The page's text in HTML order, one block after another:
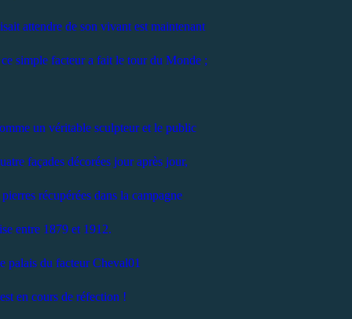
attendre de son vivant est maintenant
simple facteur a fait le tour du Monde ;
un véritable sculpteur et le public
façades décorées jour après jour,
récupérées dans la campagne
entre 1879 et 1912.
en cours de réfection !